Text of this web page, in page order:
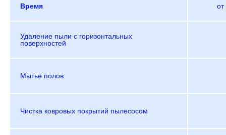
Время от
Удаление пыли с горизонтальных
поверхностей
Мытье полов
Чистка ковровых покрытий пылесосом